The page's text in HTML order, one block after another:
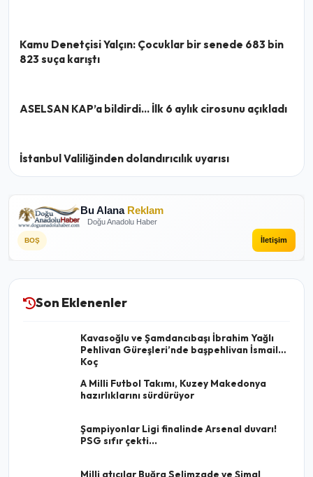
Kamu Denetçisi Yalçın: Çocuklar bir senede 683 bin
823 suça karıştı
ASELSAN KAP’a bildirdi… İlk 6 aylık cirosunu açıkladı
İstanbul Valiliğinden dolandırıcılık uyarısı
Bu Alana Reklam
Doğu Anadolu Haber
BOŞ İletişim
Son Eklenenler
Kavasoğlu ve Şamdancıbaşı İbrahim Yağlı
Pehlivan Güreşleri’nde başpehlivan İsmail
Koç
A Milli Futbol Takımı, Kuzey Makedonya
hazırlıklarını sürdürüyor
Şampiyonlar Ligi finalinde Arsenal duvarı!
PSG sıfır çekti...
Milli atıcılar Buğra Selimzade ve Şimal